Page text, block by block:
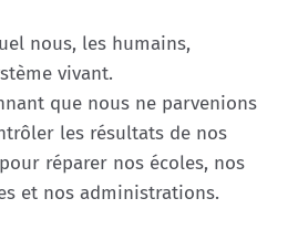
nous, les humains,
vivant.
que nous ne parvenions
les résultats de nos
réparer nos écoles, nos
et nos administrations.